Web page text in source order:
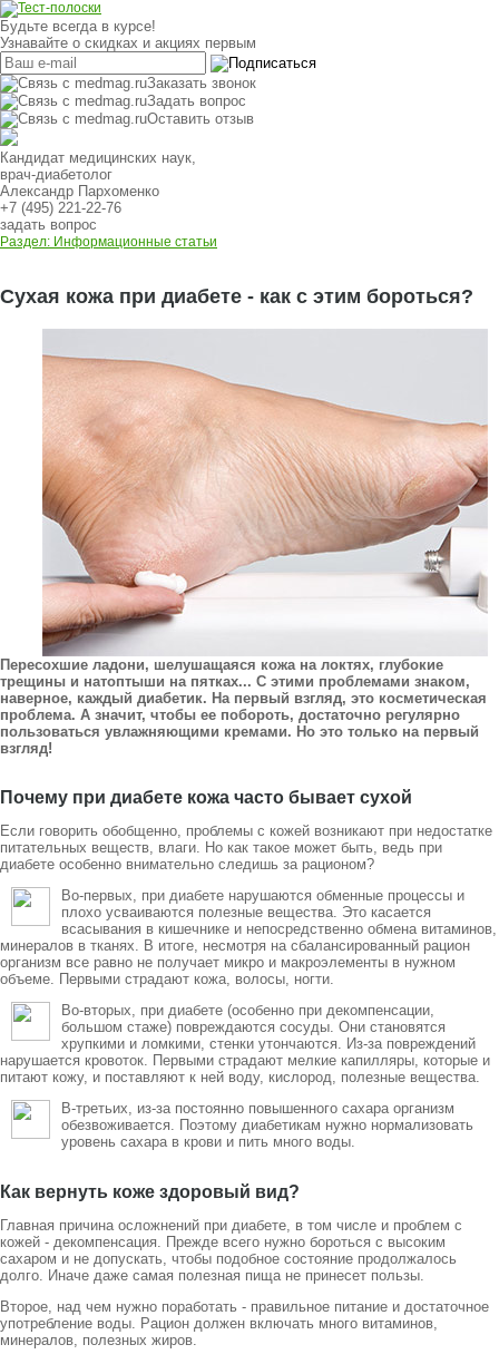
Будьте всегда в курсе!
Узнавайте о скидках и акциях первым
Заказать звонок
Задать вопрос
Оставить отзыв
Кандидат медицинских наук,
врач-диабетолог
Александр Пархоменко
+7 (495) 221-22-76
задать вопрос
Раздел: Информационные статьи
Сухая кожа при диабете - как с этим бороться?
Пересохшие ладони, шелушащаяся кожа на локтях, глубокие
трещины и натоптыши на пятках... С этими проблемами знаком,
наверное, каждый диабетик. На первый взгляд, это косметическая
проблема. А значит, чтобы ее побороть, достаточно регулярно
пользоваться увлажняющими кремами. Но это только на первый
взгляд!
Почему при диабете кожа часто бывает сухой
Если говорить обобщенно, проблемы с кожей возникают при недостатке
питательных веществ, влаги. Но как такое может быть, ведь при
диабете особенно внимательно следишь за рационом?
Во-первых, при диабете нарушаются обменные процессы и
плохо усваиваются полезные вещества. Это касается
всасывания в кишечнике и непосредственно обмена витаминов,
минералов в тканях. В итоге, несмотря на сбалансированный рацион
организм все равно не получает микро и макроэлементы в нужном
объеме. Первыми страдают кожа, волосы, ногти.
Во-вторых, при диабете (особенно при декомпенсации,
большом стаже) повреждаются сосуды. Они становятся
хрупкими и ломкими, стенки утончаются. Из-за повреждений
нарушается кровоток. Первыми страдают мелкие капилляры, которые и
питают кожу, и поставляют к ней воду, кислород, полезные вещества.
В-третьих, из-за постоянно повышенного сахара организм
обезвоживается. Поэтому диабетикам нужно нормализовать
уровень сахара в крови и пить много воды.
Как вернуть коже здоровый вид?
Главная причина осложнений при диабете, в том числе и проблем с
кожей - декомпенсация. Прежде всего нужно бороться с высоким
сахаром и не допускать, чтобы подобное состояние продолжалось
долго. Иначе даже самая полезная пища не принесет пользы.
Второе, над чем нужно поработать - правильное питание и достаточное
употребление воды. Рацион должен включать много витаминов,
минералов, полезных жиров.